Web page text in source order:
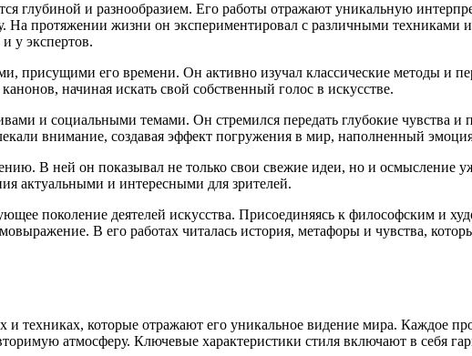
глубиной и разнообразием. Его работы отражают уникальную
На протяжении жизни он экспериментировал с различными техниками
у экспертов.
присущими его времени. Он активно изучал классические методы и
начиная искать свой собственный голос в искусстве.
и социальными темами. Он стремился передать глубокие чувства и
внимание, создавая эффект погружения в мир, наполненный
В ней он показывал не только свои свежие идеи, но и осмысление
актуальными и интересными для зрителей.
поколение деятелей искусства. Присоединяясь к философским и
В его работах читалась история, метафоры и чувства,
и техниках, которые отражают его уникальное видение мира. Каждое
атмосферу. Ключевые характеристики стиля включают в себя